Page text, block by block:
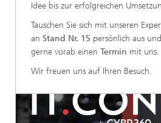
Idee bis zur erfolgreichen
Tauschen Sie sich mit unseren
an Stand Nr. 15 persönlich aus
gerne vorab einen Termin mit uns.
Wir freuen uns auf Ihren Besuch.